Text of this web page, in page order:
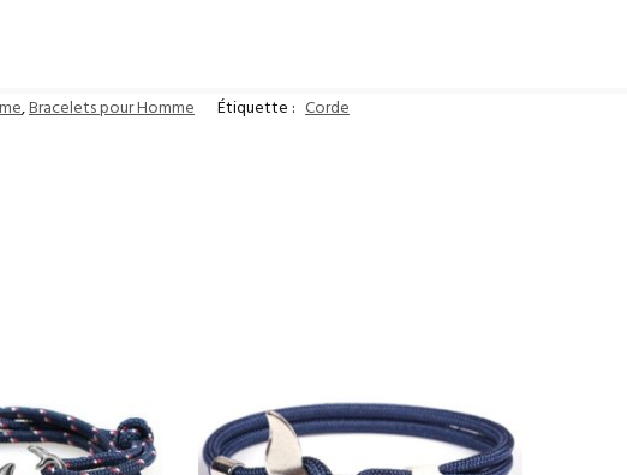
,Bracelets pour Homme Étiquette : Corde